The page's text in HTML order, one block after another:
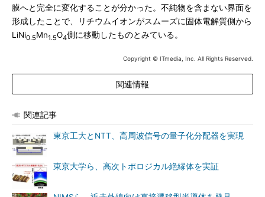
膜へと完全に変化することが分かった。不純物を含まない界面を
形成したことで、リチウムイオンがスムーズに固体電解質側から
LiNi0.5Mn1.5O4側に移動したものとみている。
Copyright © ITmedia, Inc. All Rights Reserved.
関連情報
関連記事
東京工大とNTT、高周波信号の量子化分配器を実現
東京大学ら、高次トポロジカル絶縁体を実証